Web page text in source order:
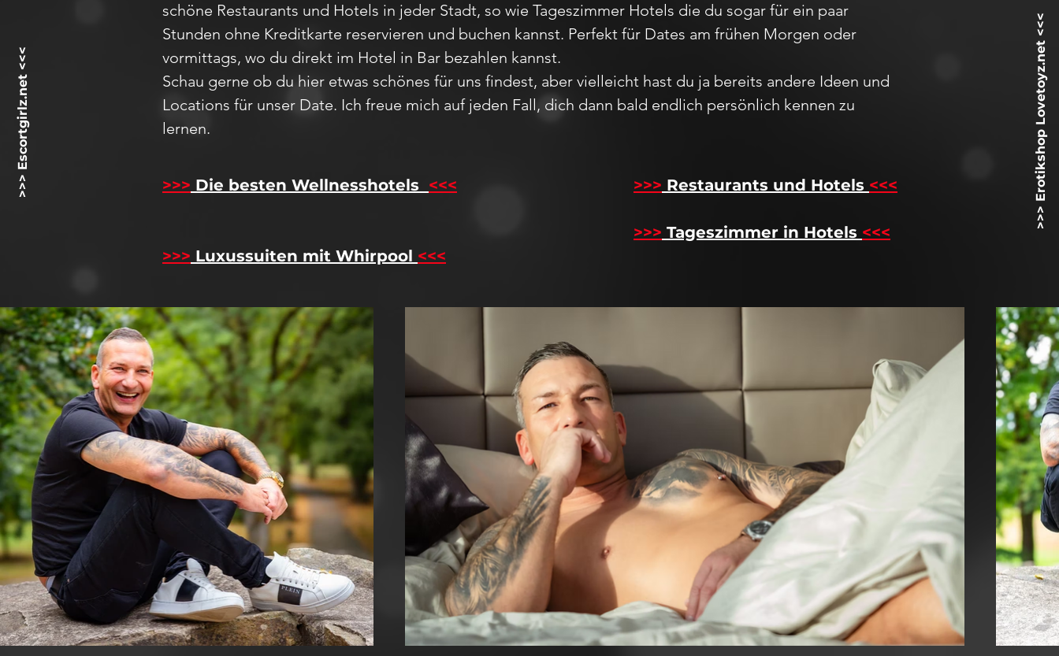
>>> Erotikshop Lovetoyz.net <<<
>>> Escortgirlz.net <<<
schöne Restaurants und Hotels in jeder Stadt, so wie Tageszimmer Hotels die du sogar für ein paar
Stunden ohne Kreditkarte reservieren und buchen kannst. Perfekt für Dates am frühen Morgen oder
vormittags, wo du direkt im Hotel in Bar bezahlen kannst.
Schau gerne ob du hier etwas schönes für uns findest, aber vielleicht hast du ja bereits andere Ideen und
Locations für unser Date. Ich freue mich auf jeden Fall, dich dann bald endlich persönlich kennen zu
lernen.
>>> Die besten Wellnesshotels <<<
>>> Luxussuiten mit Whirpool <<<
>>> Restaurants und Hotels <<<
>>> Tageszimmer in Hotels <<<